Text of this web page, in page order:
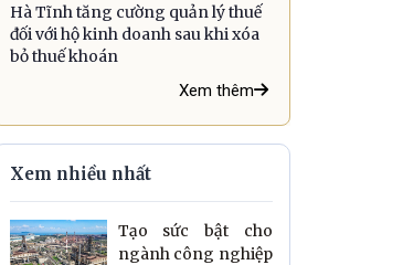
Hà Tĩnh tăng cường quản lý thuế
đối với hộ kinh doanh sau khi xóa
bỏ thuế khoán
Xem thêm
Xem nhiều nhất
Tạo sức bật cho
ngành công nghiệp